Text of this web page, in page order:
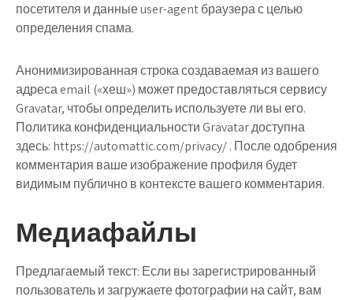
посетителя и данные user-agent браузера с целью
определения спама.
Анонимизированная строка создаваемая из вашего
адреса email («хеш») может предоставляться сервису
Gravatar, чтобы определить используете ли вы его.
Политика конфиденциальности Gravatar доступна
здесь: https://automattic.com/privacy/ . После одобрения
комментария ваше изображение профиля будет
видимым публично в контексте вашего комментария.
Медиафайлы
Предлагаемый текст: Если вы зарегистрированный
пользователь и загружаете фотографии на сайт, вам